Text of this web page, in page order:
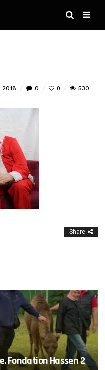
2018 0 0 530
Share
Fondation Hassen 2